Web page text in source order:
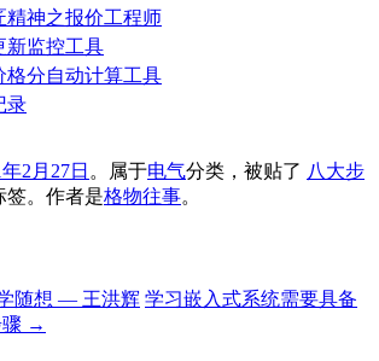
精神之报价工程师
新监控工具
格分自动计算工具
录
2月27日 。属于电气分类，被贴了 八大步
签。 作者是格物往事。
随想 — 王洪辉 学习嵌入式系统需要具备
→